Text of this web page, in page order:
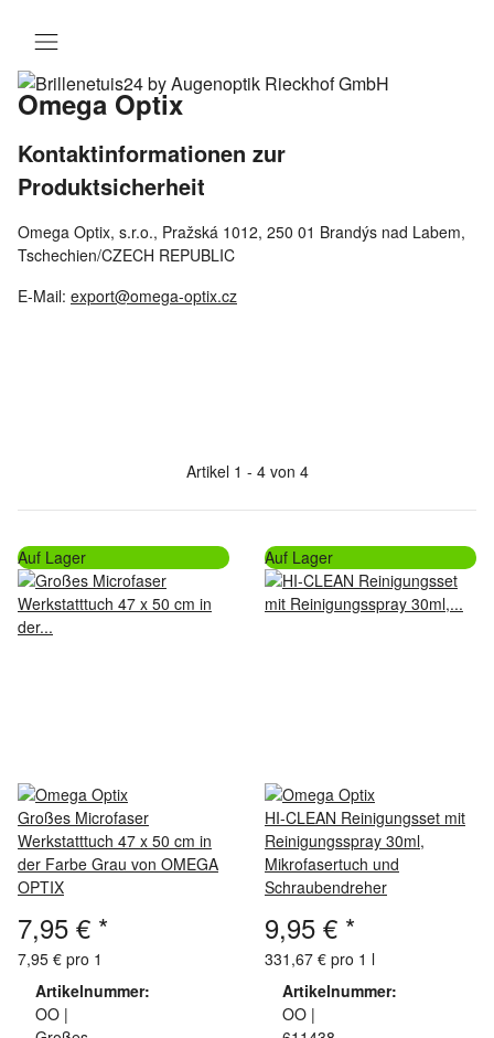
Omega Optix
Kontaktinformationen zur
Produktsicherheit
Omega Optix, s.r.o., Pražská 1012, 250 01 Brandýs nad Labem,
Tschechien/CZECH REPUBLIC
E-Mail: export@omega-optix.cz
Artikel 1 - 4 von 4
Auf Lager
Großes Microfaser
Werkstatttuch 47 x 50 cm in
der Farbe Grau von OMEGA
OPTIX
7,95 € *
7,95 € pro 1
Artikelnummer:
OO |
Auf Lager
HI-CLEAN Reinigungsset mit
Reinigungsspray 30ml,
Mikrofasertuch und
Schraubendreher
9,95 € *
331,67 € pro 1 l
Artikelnummer:
OO |